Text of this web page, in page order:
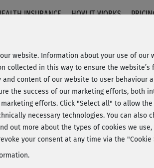
INSURANCE HOW IT WORKS
20% Rabatt + Wunsch-Goodie
website. Information about your use of our
collected in this way to ensure the
content of our website to user behaviour
the success of our marketing efforts, both
efforts. Click "Select all" to allow
necessary technologies. You can also
out more about the types of cookies we
your consent at any time via the